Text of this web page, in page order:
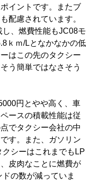
イントです。またブ
配慮されています。
、燃費性能もJC08モ
ｋｍ/Lとなかなかの低
はこの先のタクシー
う簡単ではなさそう
円とやや高く、車
ースの積載性能は従
でタクシー会社の中
す。また、ガソリン
シーはこれまでもLP
皮肉なことに燃費が
の数が減っていま